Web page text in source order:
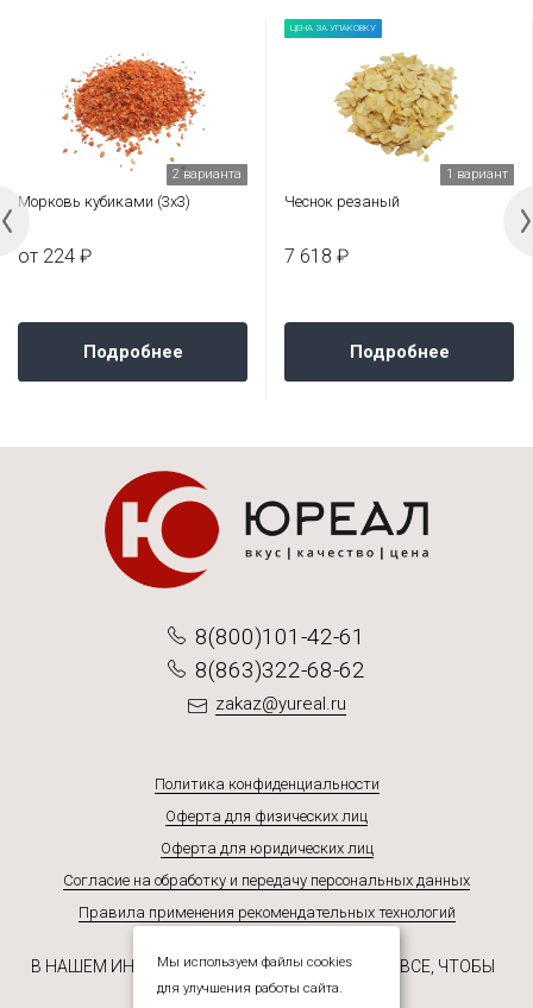
2 варианта
Морковь кубиками (3х3)
от 224 ₽
Подробнее
ЦЕНА ЗА УПАКОВКУ
1 вариант
Чеснок резаный
7 618 ₽
Подробнее
8(800)101-42-61
8(863)322-68-62
zakaz@yureal.ru
Политика конфиденциальности
Оферта для физических лиц
Оферта для юридических лиц
Согласие на обработку и передачу персональных данных
Правила применения рекомендательных технологий
В НАШЕМ ИНТЕРНЕТ-МАГАЗИНЕ ВЫ НАЙДЕТЕ ВСЕ, ЧТОБЫ
СДЕЛАТЬ ЖИЗНЬ ВКУСНЕЕ!
Мы используем файлы cookies
для улучшения работы сайта.